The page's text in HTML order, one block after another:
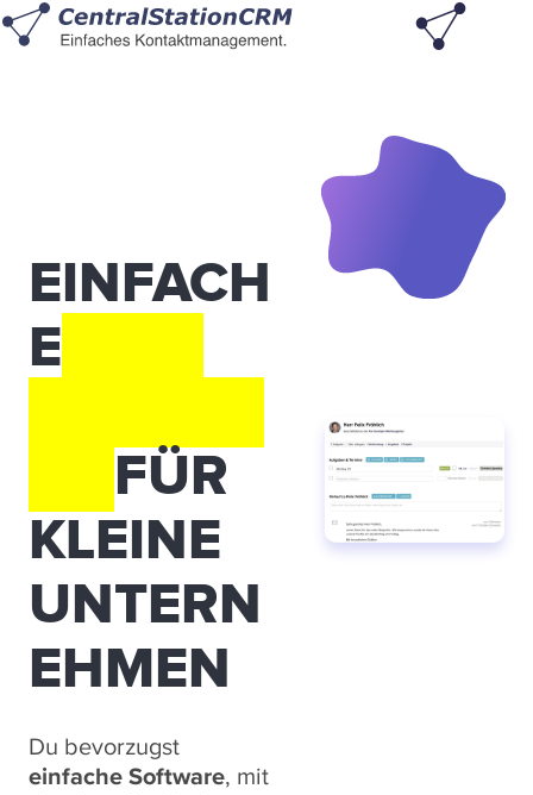
EINFACH
E
FÜR
KLEINE
UNTERN
EHMEN
Du bevorzugst
einfache Software, mit